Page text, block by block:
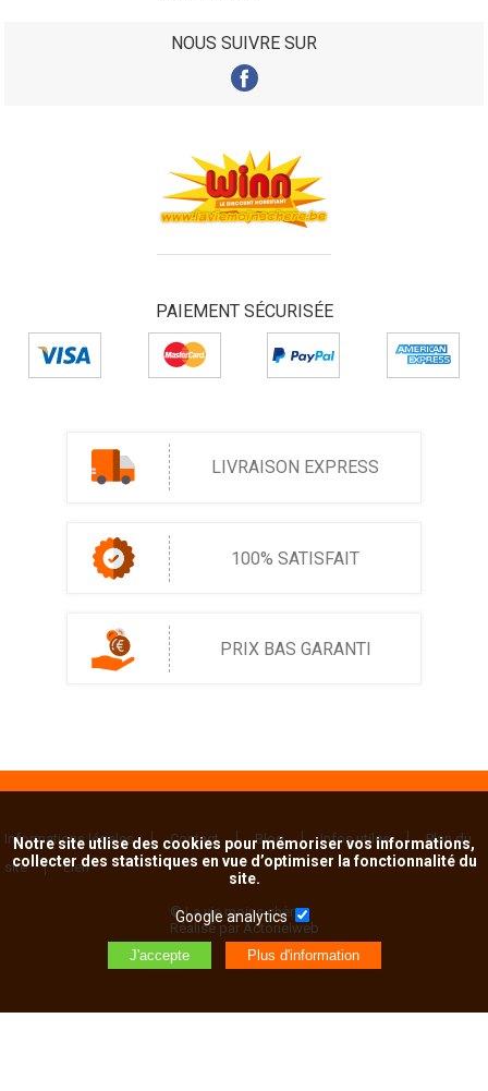
NOUS SUIVRE SUR
PAIEMENT SÉCURISÉE
LIVRAISON EXPRESS
100% SATISFAIT
PRIX BAS GARANTI
Informations légales Contact Blog Infos utiles
Plan du
site
Lien
© La vie moins chère
Réalisé par Actorielweb
Notre site utlise des cookies pour mémoriser vos informations,
collecter des statistiques en vue d’optimiser la fonctionnalité du
site.
Google analytics